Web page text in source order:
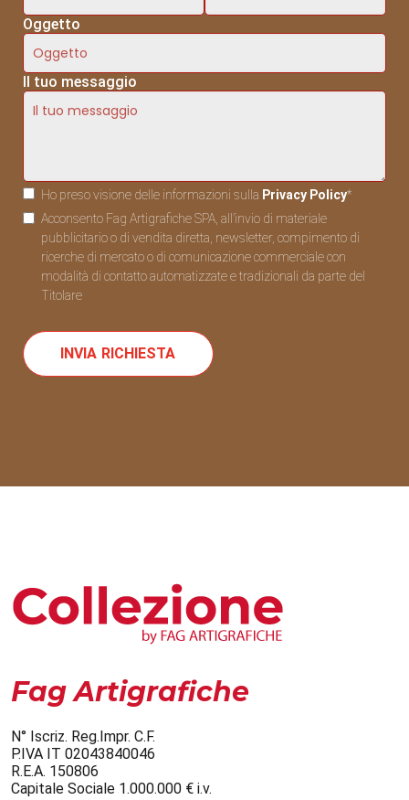
Oggetto
Il tuo messaggio
Ho preso visione delle informazioni sulla Privacy Policy*
Acconsento Fag Artigrafiche SPA, all’invio di materiale
pubblicitario o di vendita diretta, newsletter, compimento di
ricerche di mercato o di comunicazione commerciale con
modalità di contatto automatizzate e tradizionali da parte del
Titolare
Fag Artigrafiche
N° Iscriz. Reg.Impr. C.F.
P.IVA IT 02043840046
R.E.A. 150806
Capitale Sociale 1.000.000 € i.v.